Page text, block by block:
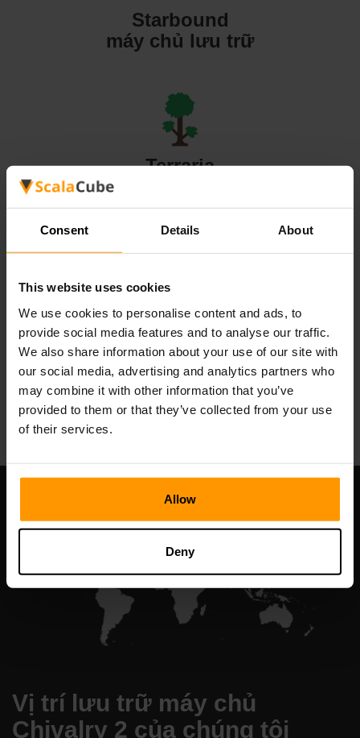
Consent Details About
This website uses cookies
We use cookies to personalise content and ads, to
provide social media features and to analyse our traffic.
We also share information about your use of our site with
our social media, advertising and analytics partners who
may combine it with other information that you’ve
provided to them or that they’ve collected from your use
of their services.
Allow
Deny
Starbound
máy chủ lưu trữ
Terraria
máy chủ lưu trữ
Valheim
máy chủ lưu trữ
All Games
Vị trí lưu trữ máy chủ
Chivalry 2 của chúng tôi